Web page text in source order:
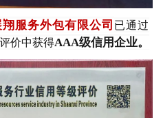
翔服务外包有限公司 已通过
价中获得AAA级信用企业。